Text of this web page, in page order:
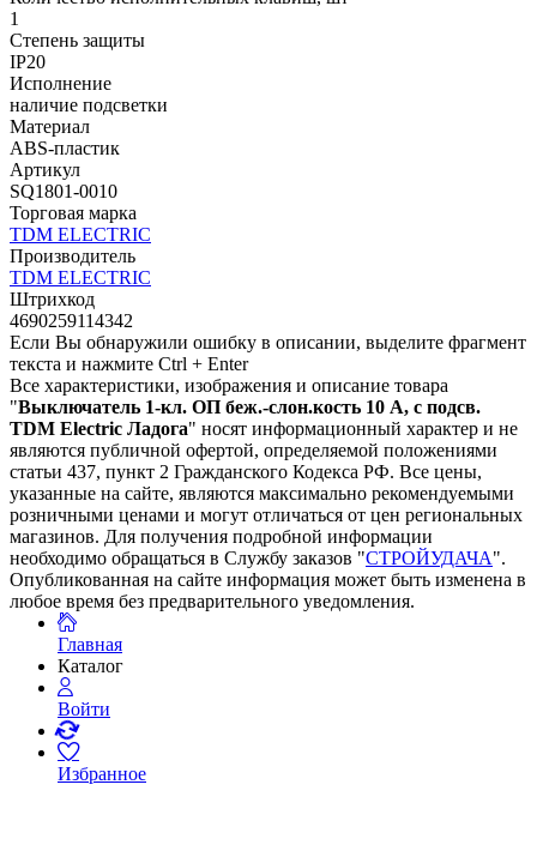
1
Степень защиты
IP20
Исполнение
наличие подсветки
Материал
ABS-пластик
Артикул
SQ1801-0010
Торговая марка
TDM ЕLECTRIC
Производитель
TDM ЕLECTRIC
Штрихкод
4690259114342
Если Вы обнаружили ошибку в описании, выделите фрагмент
текста и нажмите Ctrl + Enter
Все характеристики, изображения и описание товара
"Выключатель 1-кл. ОП беж.-слон.кость 10 А, с подсв.
TDM Еlectric Ладога" носят информационный характер и не
являются публичной офертой, определяемой положениями
статьи 437, пункт 2 Гражданского Кодекса РФ. Все цены,
указанные на сайте, являются максимально рекомендуемыми
розничными ценами и могут отличаться от цен региональных
магазинов. Для получения подробной информации
необходимо обращаться в Службу заказов "СТРОЙУДАЧА".
Опубликованная на сайте информация может быть изменена в
любое время без предварительного уведомления.
Главная
Каталог
Войти
Избранное